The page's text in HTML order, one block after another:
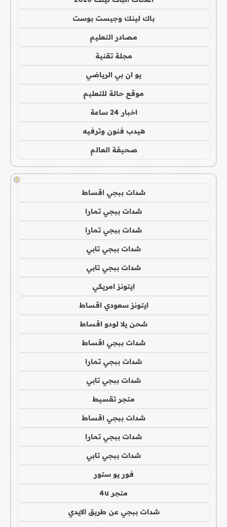
باك لينك وجيست بوست
مصادر التعليم
مجلة تقنية
يو ان بي الرياضي
موقع حالة للتعليم
اخبار 24 ساعة
هيدب فنون وترفيه
صحيفة العالم
!
شدات ببجي اقساط
شدات ببجي تمارا
شدات ببجي تمارا
شدات ببجي تابي
شدات ببجي تابي
ايتونز امريكي
ايتونز سعودي اقساط
شحن يلا لودو اقساط
شدات ببجي اقساط
شدات ببجي تمارا
شدات ببجي تابي
متجر تقسيط
شدات ببجي اقساط
شدات ببجي تمارا
شدات ببجي تابي
فور يو ستور
متجر 4u
شدات ببجي عن طريق الايدي